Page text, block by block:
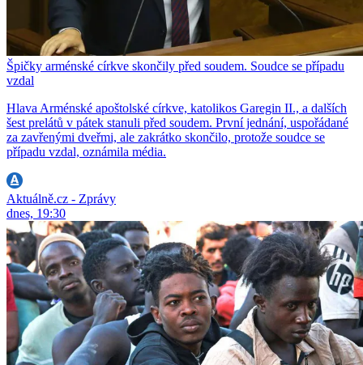
Špičky arménské církve skončily před soudem. Soudce se případu
vzdal
Hlava Arménské apoštolské církve, katolikos Garegin II., a dalších
šest prelátů v pátek stanuli před soudem. První jednání, uspořádané
za zavřenými dveřmi, ale zakrátko skončilo, protože soudce se
případu vzdal, oznámila média.
Aktuálně.cz - Zprávy
dnes, 19:30